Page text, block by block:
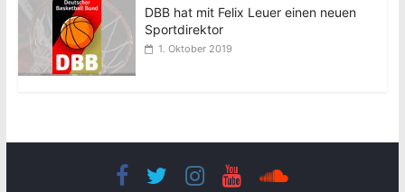
DBB hat mit Felix Leuer einen neuen
Sportdirektor
1. Oktober 2019